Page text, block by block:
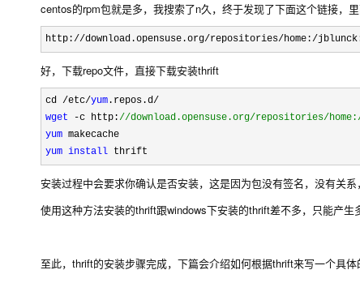
centos的rpm包就是多，我搜索了n久，终于发现了下面这个链接，里
http://download.opensuse.org/repositories/home:/jblunck:/
好，下载repo文件，直接下载安装thrift
cd /etc/yum
wget -c http://download.opensuse.org/repositories/
yum
yum install thrift
安装过程中会要求你确认是否安装，这是因为包没有签名，没有关系
使用这种方法安装的thrift跟windows下安装的thrift差不多，只能产生
至此，thrift的安装步骤完成，下篇会介绍如何根据thrift来写一个具体